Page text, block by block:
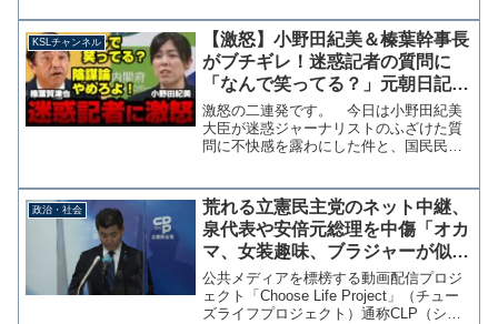
識に誤りのある質問をして榛葉幹事長に
注意を受け、最後には関...
KSLチャンネル
【激怒】小野田紀美＆榛葉幹事長
がブチギレ！迷惑記者の質問に
「なんで笑ってる？」元朝日記者
に「取材もせず陰謀論を垂れ流す
な」【KSLチャンネル】
激怒の二連発です。 今日は小野田紀美
大臣が迷惑ジャーナリストのふざけた質
問に不快感を露わにした件と、国民民主
ずは10日の会見で小野田大臣が迷惑記者
の迷惑質問にキレた様子...
政治・社会
荒れる立憲民主党のネット中継、
泉代表や安倍元総理を中傷「オカ
マ、女装趣味、ブラジャーが似合
いそう」支持者らのコメントを放
置
公共メディアを標榜する動画配信プロジ
ェクト「Choose Life Project」（チュー
ズライフプロジェクト）通称CLP（シー